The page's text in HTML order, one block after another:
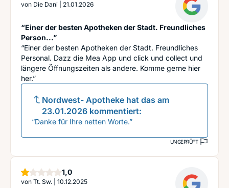
von Die Dani 21.01.2026
“Einer der besten Apotheken der Stadt. Freundliches
Person...”
“Einer der besten Apotheken der Stadt. Freundliches
Personal. Dazz die Mea App und click und collect und
längere Öffnungszeiten als andere. Komme gerne hier
her.”
Nordwest- Apotheke hat das am
23.01.2026 kommentiert:
“Danke für Ihre netten Worte.”
UNGEPRÜFT
1,0Stern
von Tt. Sw. 10.12.2025